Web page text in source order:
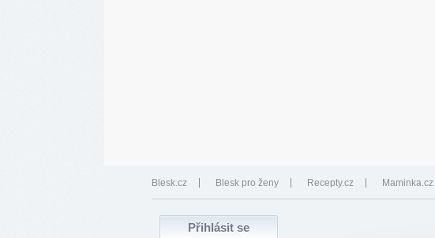
Blesk.cz Blesk pro ženy Recepty.cz Maminka.cz